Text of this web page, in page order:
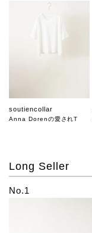
soutiencollar
Anna Dorenの愛されT
Long Seller
No.1